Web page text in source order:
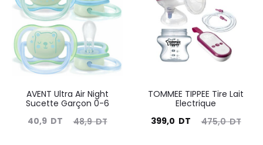
37,5
DT.
33,0
DT.
33,0
DT.
AVENT Ultra Air Night
Sucette Garçon 0-6
48,9DT
Le
40,9 DT
TOMMEE TIPPEE Tire Lait
Electrique
475,0DT
Le
399,0 DT